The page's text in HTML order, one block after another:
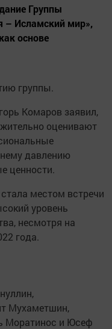
Группы
– Исламский мир»,
основе
группы.
Комаров заявил,
оценивают
давлению
ценности.
местом встречи
уровень
несмотря на
года.
Мухаметшин,
Моратинос и Юсеф